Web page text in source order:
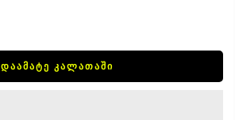
ᲓᲐᲐᲛᲐᲢᲔ ᲙᲐᲚᲐᲗᲐᲨᲘ